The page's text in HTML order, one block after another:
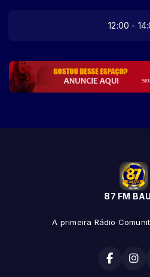
12:00 -
87 FM
A primeira Rádio